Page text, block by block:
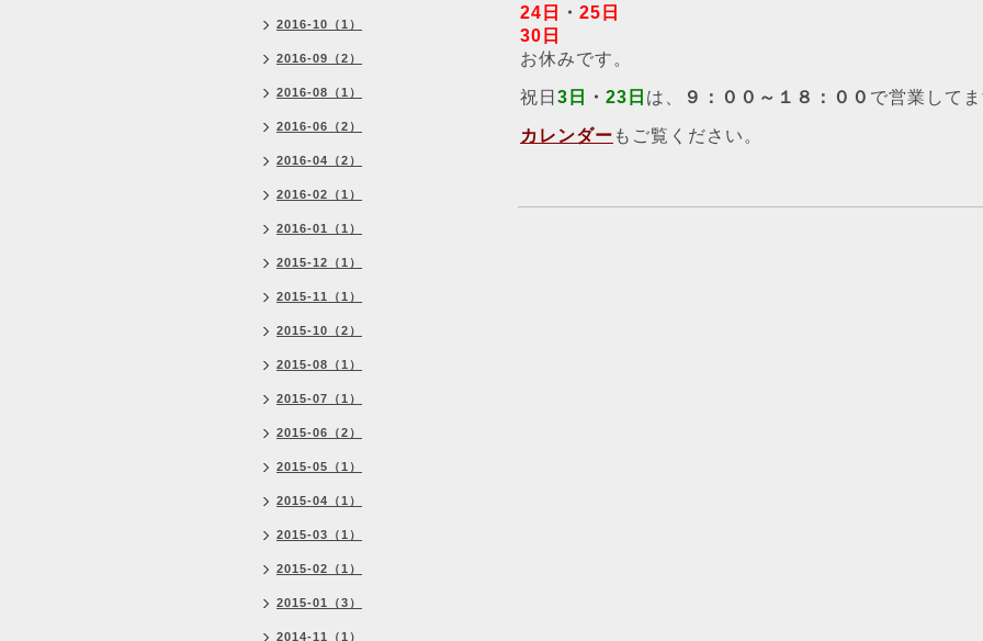
24日
・ 25日
30日
お休みです。
祝日 3日 ・ 23日 は、 ９：００～１８：００ で営業して
カレンダー もご覧ください。
2016-10（1）
2016-09（2）
2016-08（1）
2016-06（2）
2016-04（2）
2016-02（1）
2016-01（1）
2015-12（1）
2015-11（1）
2015-10（2）
2015-08（1）
2015-07（1）
2015-06（2）
2015-05（1）
2015-04（1）
2015-03（1）
2015-02（1）
2015-01（3）
2014-11（1）